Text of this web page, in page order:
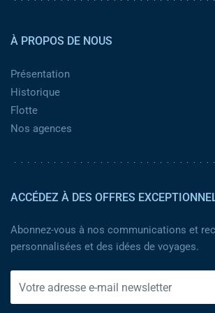
À PROPOS DE NOUS
Présentation
Historique
Flotte
Nos agences
ACCÉDEZ À DES OFFRES
Abonnez-vous à nos communications et
personnalisées et des idées de voyages.